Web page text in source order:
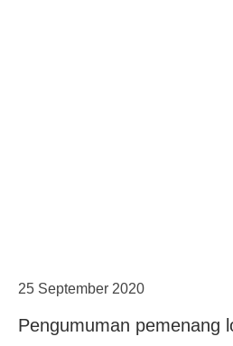
25 September 2020
Pengumuman pemenang